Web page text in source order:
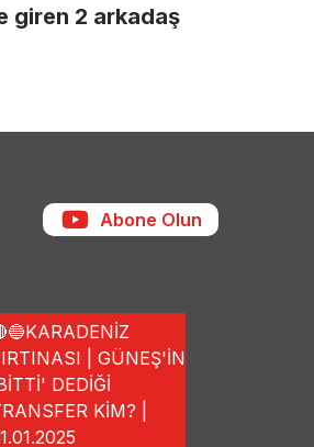
giren 2 arkadaş
Abone Olun
| GÜNEŞ'İN
DEDİĞİ
KİM? |